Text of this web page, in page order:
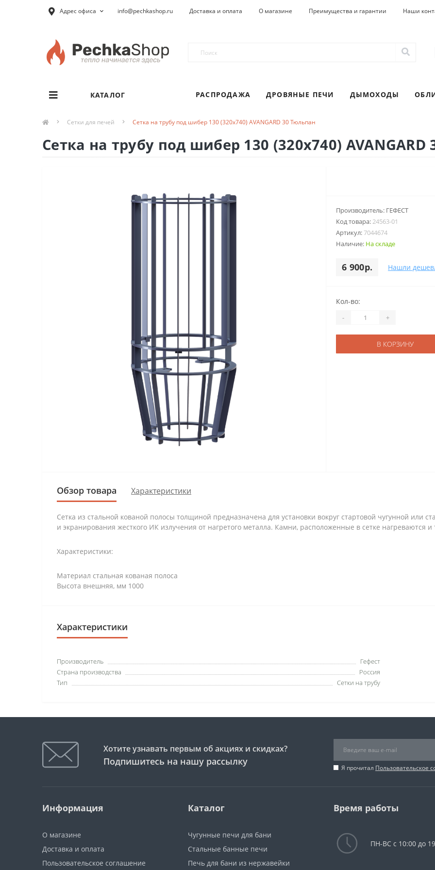
Адрес офиса info@pechkashop.ru Доставка и оплата О магазине Преимущества и гарантии Наши
КАТАЛОГ РАСПРОДАЖА ДРОВЯНЫЕ ПЕЧИ ДЫМОХОДЫ
Сетки для печей Сетка на трубу под шибер 130 (320х740) AVANGARD 30 Тюльпан
Сетка на трубу под шибер 130 (320х740) AVANGARD
Производитель: ГЕФЕСТ
Код товара:24563-01
Артикул:7044674
Наличие: На складе
6 900р. Нашли
Кол-во:
- +
В КОРЗИНУ
Обзор товара Характеристики
Сетка из стальной кованой полосы толщиной предназначена для установки вокруг стартовой чугунной или
и экранирования жесткого ИК излучения от нагретого металла. Камни, расположенные в сетке нагреваются
Характеристики:
Материал стальная кованая полоса
Высота внешняя, мм 1000
Характеристики
Производитель
Гефест
Страна производства
Россия
Тип
Сетки на трубу
Хотите узнавать первым об акциях и скидках?
Подпишитесь на нашу рассылку
Я прочитал Пользовательское
Информация
О магазине
Доставка и оплата
Пользовательское соглашение
Каталог
Чугунные печи для бани
Стальные банные печи
Печь для бани из нержавейки
Время работы
ПН-ВС с 10:00 до